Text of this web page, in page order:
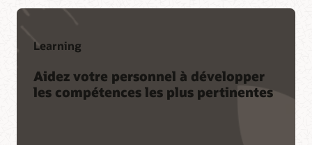
Learning
Aidez votre personnel à développer
les compétences les plus pertinentes